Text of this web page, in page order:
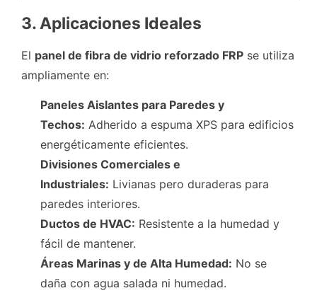
3. Aplicaciones Ideales
El panel de fibra de vidrio reforzado FRP se utiliza
ampliamente en:
Paneles Aislantes para Paredes y
Techos: Adherido a espuma XPS para edificios
energéticamente eficientes.
Divisiones Comerciales e
Industriales: Livianas pero duraderas para
paredes interiores.
Ductos de HVAC: Resistente a la humedad y
fácil de mantener.
Áreas Marinas y de Alta Humedad: No se
daña con agua salada ni humedad.